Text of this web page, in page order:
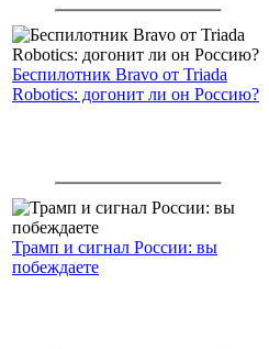
Беспилотник Bravo от Triada
Robotics: догонит ли он Россию?
Трамп и сигнал России: вы
побеждаете